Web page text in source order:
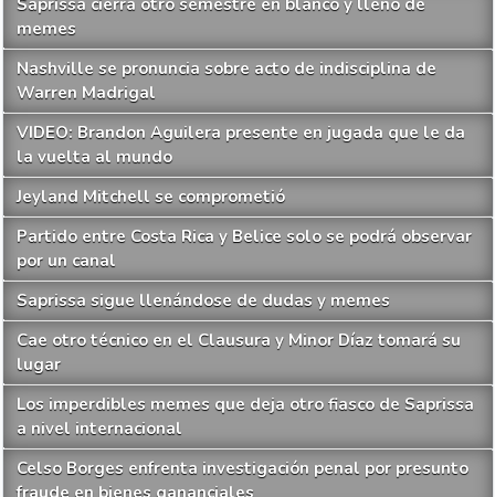
Saprissa cierra otro semestre en blanco y lleno de
memes
Nashville se pronuncia sobre acto de indisciplina de
Warren Madrigal
VIDEO: Brandon Aguilera presente en jugada que le da
la vuelta al mundo
Jeyland Mitchell se comprometió
Partido entre Costa Rica y Belice solo se podrá observar
por un canal
Saprissa sigue llenándose de dudas y memes
Cae otro técnico en el Clausura y Minor Díaz tomará su
lugar
Los imperdibles memes que deja otro fiasco de Saprissa
a nivel internacional
Celso Borges enfrenta investigación penal por presunto